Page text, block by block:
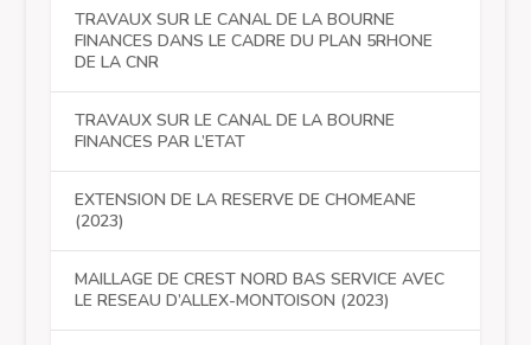
TRAVAUX SUR LE CANAL DE LA BOURNE
FINANCES DANS LE CADRE DU PLAN 5RHONE
DE LA CNR
TRAVAUX SUR LE CANAL DE LA BOURNE
FINANCES PAR L’ETAT
EXTENSION DE LA RESERVE DE CHOMEANE
(2023)
MAILLAGE DE CREST NORD BAS SERVICE AVEC
LE RESEAU D’ALLEX-MONTOISON (2023)